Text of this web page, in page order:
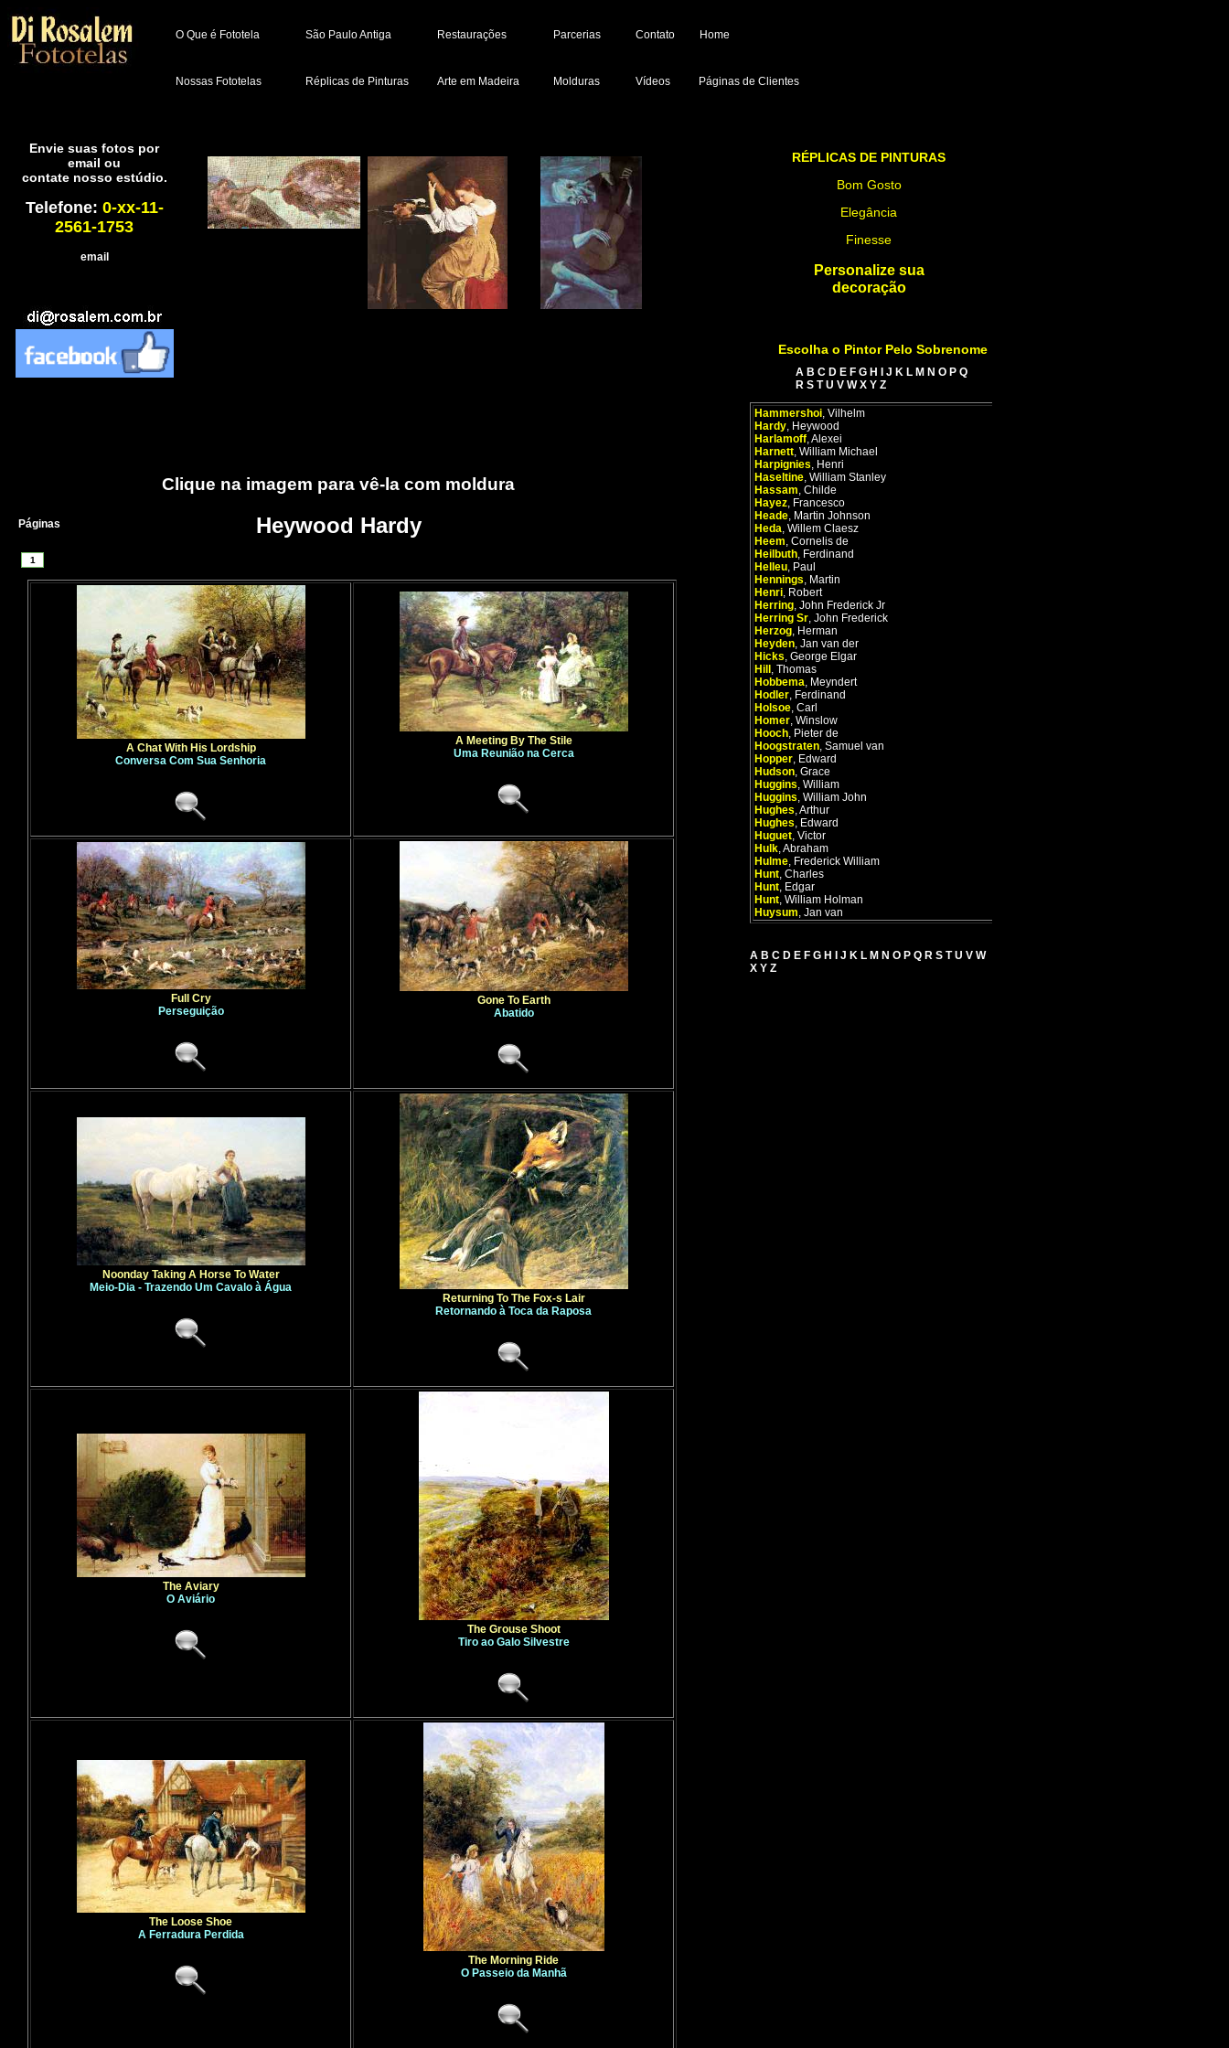
O Que é Fototela
Nossas Fototelas
São Paulo Antiga
Réplicas de Pinturas
Restaurações
Arte em Madeira
Parcerias
Molduras
Contato
Páginas de Clientes
Home
Vídeos
RÉPLICAS DE PINTURAS
Bom Gosto
Elegância
Finesse
Personalize sua
decoração
Envie suas fotos por
email ou
contate nosso estúdio.
Telefone: 0-xx-11-
2561-1753
email
Páginas
1
A Chat With His Lordship
Conversa Com Sua Senhoria
A Meeting By The Stile
Uma Reunião na Cerca
Full Cry
Perseguição
Gone To Earth
Abatido
Noonday Taking A Horse To Water
Meio-Dia - Trazendo Um Cavalo à Água
Returning To The Fox-s Lair
Retornando à Toca da Raposa
The Aviary
O Aviário
The Grouse Shoot
Tiro ao Galo Silvestre
The Loose Shoe
A Ferradura Perdida
The Morning Ride
O Passeio da Manhã
Escolha o Pintor Pelo Sobrenome
A B C D E F G H J K L M N O P Q
R S T U V W X Y Z
Hammershoi, Vilhelm
Hardy, Heywood
Harlamoff,Alexei
Harnett, William Michael
Harpignies, Henri
Haseltine, William Stanley
Hassam, Childe
Hayez, Francesco
Heade, Martin Johnson
Heda, Willem Claesz
Heem, Cornelis de
Heilbuth, Ferdinand
Helleu, Paul
Hennings, Martin
Henri, Robert
Herring, John Frederick Jr
Herring Sr, John Frederick
Herzog, Herman
Heyden, Jan van der
Hicks, George Elgar
Hill , Thomas
Hobbema, Meyndert
Hodler, Ferdinand
Holsoe, Carl
Homer, Winslow
Hooch, Pieter de
Hoogstraten, Samuel van
Hopper, Edward
Hudson, Grace
Huggins, William
Huggins, William John
Hughes,Arthur
Hughes, Edward
Huguet, Victor
Hulk,Abraham
Hulme, Frederick William
Hunt, Charles
Hunt, Edgar
Hunt, William Holman
Huysum, Jan van
A B C D E F G H J K L M N O P Q R S T U V W
X Y Z
Clique na imagem para vê-la com moldura
Heywood Hardy